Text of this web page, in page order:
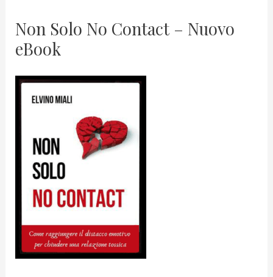
Non Solo No Contact – Nuovo
eBook